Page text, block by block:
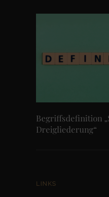
Begriffsdefinition
Dreigliederung“
LINKS